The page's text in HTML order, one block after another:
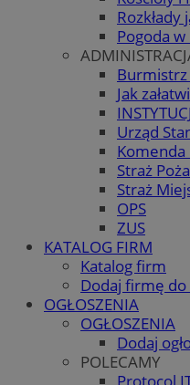
Rozkłady
Pogoda
Jak
Urząd
Komenda
Straż
Straż
OPS
ZUS
KATALOG FIRM
Katalog firm
Dodaj firmę
OGŁOSZENIA
OGŁOSZENIA
Dodaj
POLECAMY